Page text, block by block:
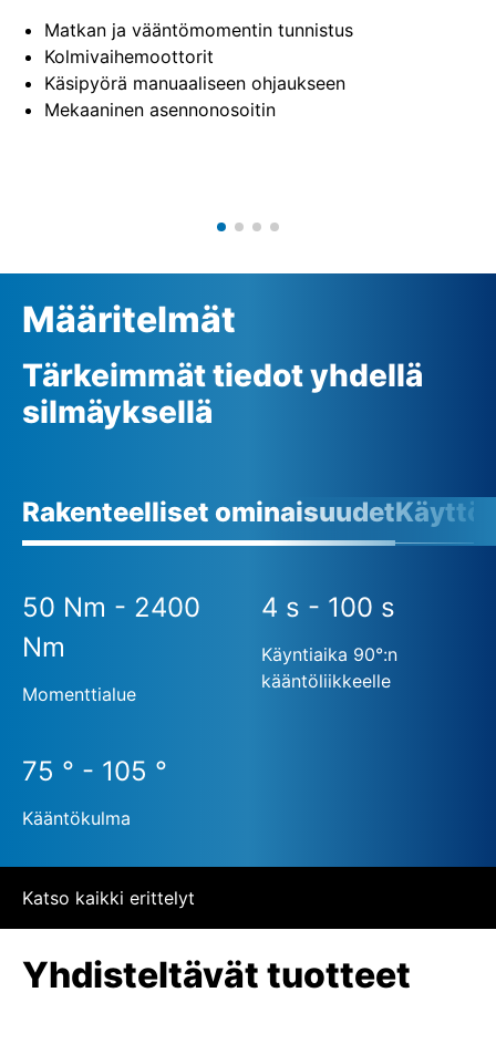
Matkan ja vääntömomentin tunnistus
Kolmivaihemoottorit
Käsipyörä manuaaliseen ohjaukseen
Mekaaninen asennonosoitin
Määritelmät
Tärkeimmät tiedot yhdellä
silmäyksellä
Rakenteelliset ominaisuudet
50 Nm - 2400
Nm
Momenttialue
4 s - 100 s
Käyntiaika 90°:n
kääntöliikkeelle
75 ° - 105 °
Kääntökulma
Katso kaikki erittelyt
Yhdisteltävät tuotteet